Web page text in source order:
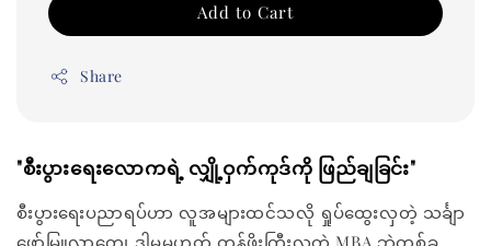
Add to Cart
Share
"စီးပွားရေးလောကရဲ့ လျှို့ဝှက်ကုဒ်ကို ဖြည်ချခြင်း"
စီးပွားရေးပညာရပ်ဟာ လူအများထင်သလို ရှုပ်ထွေးလှတဲ့ သင်္ချာ
ဖော်မြူလာတွေ၊ ဒါမှမဟုတ် တန်ဖိုးကြီးလှတဲ့ MBA ဘွဲ့တစ်ခု